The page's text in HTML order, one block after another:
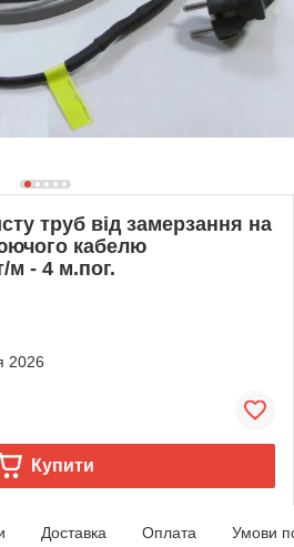
труб від замерзання на
кабелю
м - 4 м.пог.
2026
Купити
Доставка Оплата Умови